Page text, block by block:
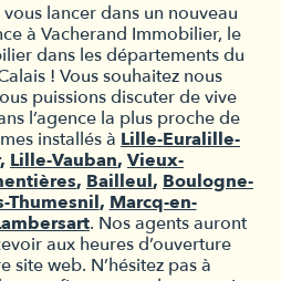
lancer dans un nouveau
à Vacherand Immobilier, le
dans les départements du
! Vous souhaitez nous
puissions discuter de vive
l’agence la plus proche de
installés à Lille-Euralille-
, Lille-Vauban, Vieux-
, Bailleul, Boulogne-
Thumesnil, Marcq-en-
. Nos agents auront
aux heures d’ouverture
site web. N’hésitez pas à